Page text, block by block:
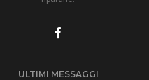
ULTIMI MESSAGGI